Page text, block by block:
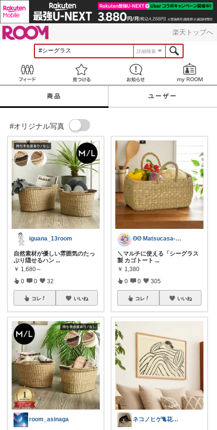
楽天トップへ
詳細検索
見つける お知らせ
商品 ユーザー
#オリジナル写真
iguana_13room
自然素材が優しい雰囲気のたっ
ぷり隠せるハン ...
￥ 1,680～
0 0 32
コレ いいね
room_asinaga
ʘʘ Matsucasa-TooL ʘʘ
＼マルチに使える「シーグラス
製 カゴトート ...
￥ 1,380
0 0 305
コレ いいね
ネコノヒゲ🐈花好きオタクの庭🪴